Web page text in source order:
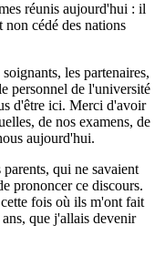
réunis aujourd'hui : il
cédé des nations
les partenaires,
personnel de l'université
d'être ici. Merci d'avoir
de nos examens, de
aujourd'hui.
qui ne savaient
prononcer ce discours.
fois où ils m'ont fait
que j'allais devenir